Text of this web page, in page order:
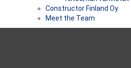
Constructor Finland Oy
Meet the Team